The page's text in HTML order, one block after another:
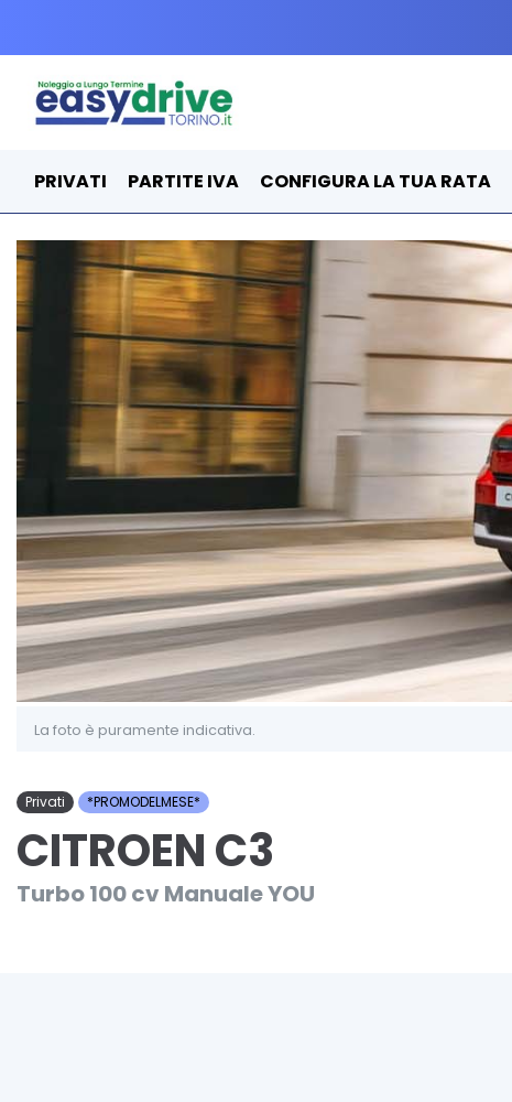
PRIVATI PARTITE IVA CONFIGURA LA TUA RATA
La foto è puramente indicativa.
Privati *PROMODELMESE*
CITROEN C3
Turbo 100 cv Manuale YOU